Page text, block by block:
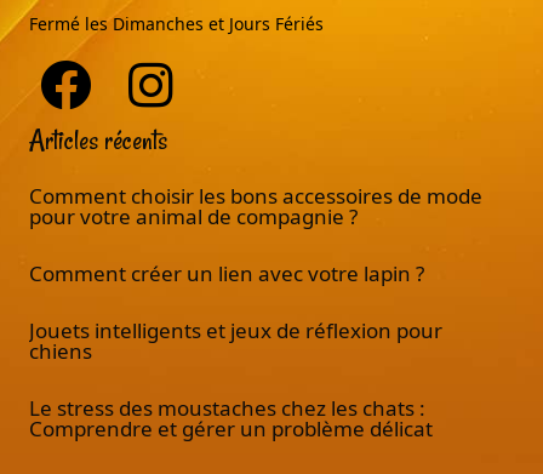
Fermé les Dimanches et Jours Fériés
Articles récents
Comment choisir les bons accessoires de mode
pour votre animal de compagnie ?
Comment créer un lien avec votre lapin ?
Jouets intelligents et jeux de réflexion pour
chiens
Le stress des moustaches chez les chats :
Comprendre et gérer un problème délicat